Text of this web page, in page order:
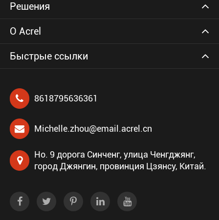
Решения
О Acrel
Быстрые ссылки
8618795636361
Michelle.zhou@email.acrel.cn
Но. 9 дорога Синченг, улица Ченгджянг,
город Джянгин, провинция Цзянсу, Китай.